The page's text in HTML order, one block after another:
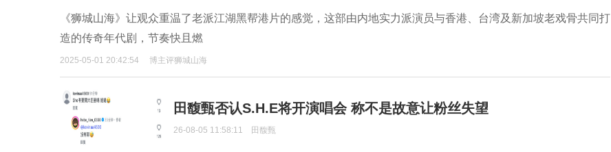
《狮城山海》让观众重温了老派江湖黑帮港片的感觉，这部由内地实力派演员与香港、台湾及新加坡老戏骨共同打
造的传奇年代剧，节奏快且燃
2025-05-01 20:42:54 博主评狮城山海
田馥甄否认S.H.E将开演唱会 称不是故意让粉丝失望
26-08-05 11:58:11 田馥甄